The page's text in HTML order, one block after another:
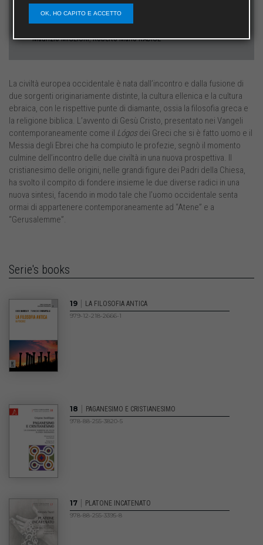
Scientific Committee
WernerBEIERWALTES,ElisabettaCATTANEI
MaurizioMIGLIORI,Roberto MarioRADICE
La civiltà europea occidentale è nata dall’incontro e dalla fusione di
due sorgenti originariamente distinte, la cultura ellenica e la cultura
ebraica, con le rispettive punte di diamante, ossia la filosofia greca e
la religione biblica. L’avvento di Gesù Cristo, presentato nei Vangeli
contemporaneamente come il Lógos dei Greci che si è fatto uomo e il
Messia degli Ebrei che ha compiuto le profezie, segnò il momento
culmine dell’incontro delle due civiltà in una nuova prospettiva. Il
cristianesimo delle origini, nelle grandi figure dei Padri della Chiesa,
ha svolto il compito di fondere insieme le due diverse radici in una
nuova sintesi, facendo in modo tale che l’uomo occidentale senta
ormai di appartenere contemporaneamente ad “Atene” e a
“Gerusalemme”.
Serie's books
19 | LA FILOSOFIA ANTICA
979-12-218-2666-1
18 PAGANESIMO E CRISTIANESIMO
978-88-255-3820-5
17 | PLATONE INCATENATO
978-88-255-3395-8
OK, HO CAPITO E ACCETTO